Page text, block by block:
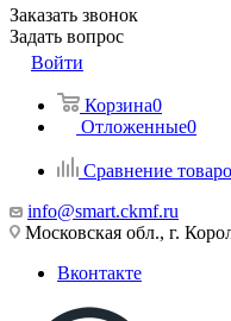
Заказать звонок
Задать вопрос
Войти
Корзина0
Отложенные0
Сравнение
info@smart.ckmf.ru
Московская обл., г.
Вконтакте